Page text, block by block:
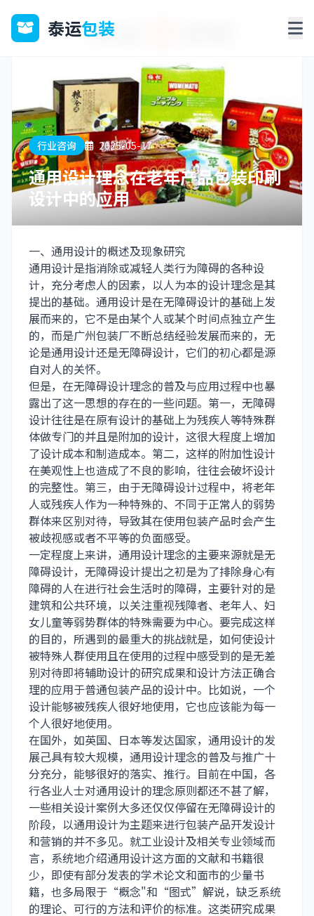
泰运包装
行业咨询 2025-05-17
通用设计理念在老年产品包装印刷
设计中的应用
一、通用设计的概述及现象研究
通用设计是指消除或减轻人类行为障碍的各种设
计，充分考虑人的因素，以人为本的设计理念是其
提出的基础。通用设计是在无障碍设计的基础上发
展而来的，它不是由某个人或某个时间点独立产生
的，而是广州包装厂不断总结经验发展而来的，无
论是通用设计还是无障碍设计，它们的初心都是源
自对人的关怀。
但是，在无障碍设计理念的普及与应用过程中也暴
露出了这一思想的存在的一些问题。第一，无障碍
设计往往是在原有设计的基础上为残疾人等特殊群
体做专门的并且是附加的设计，这很大程度上增加
了设计成本和制造成本。第二，这样的附加性设计
在美观性上也造成了不良的影响，往往会破坏设计
的完整性。第三，由于无障碍设计过程中，将老年
人或残疾人作为一种特殊的、不同于正常人的弱势
群体来区别对待，导致其在使用包装产品时会产生
被歧视感或者不平等的负面感受。
一定程度上来讲，通用设计理念的主要来源就是无
障碍设计，无障碍设计提出之初是为了排除身心有
障碍的人在进行社会生活时的障碍，主要针对的是
建筑和公共环境，以关注重视残障者、老年人、妇
女儿童等弱势群体的特殊需要为中心。要完成这样
的目的，所遇到的最重大的挑战就是，如何使设计
被特殊人群使用且在使用的过程中感受到的是无差
别对待即将辅助设计的研究成果和设计方法正确合
理的应用于普通包装产品的设计中。比如说，一个
设计能够被残疾人很好地使用，它也应该能为每一
个人很好地使用。
在国外，如英国、日本等发达国家，通用设计的发
展己具有较大规模，通用设计理念的普及与推广十
分充分，能够很好的落实、推行。目前在中国，各
行各业人士对通用设计的理念原则都还不甚了解，
一些相关设计案例大多还仅仅停留在无障碍设计的
阶段，以通用设计为主题来进行包装产品开发设计
和营销的并不多见。就工业设计及相关专业领域而
言，系统地介绍通用设计这方面的文献和书籍很
少，即使有部分发表的学术论文和面市的少量书
籍，也多局限于“概念"和“图式”解说，缺乏系统
的理论、可行的方法和评价的标准。这类研究成果